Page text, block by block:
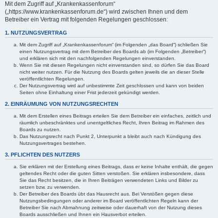
Mit dem Zugriff auf „Krankenkassenforum“
(„https://www.krankenkassenforum.de“) wird zwischen Ihnen und dem
Betreiber ein Vertrag mit folgenden Regelungen geschlossen:
1. NUTZUNGSVERTRAG
Mit dem Zugriff auf „Krankenkassenforum“ (im Folgenden „das Board“) schließen Sie
einen Nutzungsvertrag mit dem Betreiber des Boards ab (im Folgenden „Betreiber“)
und erklären sich mit den nachfolgenden Regelungen einverstanden.
Wenn Sie mit diesen Regelungen nicht einverstanden sind, so dürfen Sie das Board
nicht weiter nutzen. Für die Nutzung des Boards gelten jeweils die an dieser Stelle
veröffentlichten Regelungen.
Der Nutzungsvertrag wird auf unbestimmte Zeit geschlossen und kann von beiden
Seiten ohne Einhaltung einer Frist jederzeit gekündigt werden.
2. EINRÄUMUNG VON NUTZUNGSRECHTEN
Mit dem Erstellen eines Beitrags erteilen Sie dem Betreiber ein einfaches, zeitlich und
räumlich unbeschränktes und unentgeltliches Recht, Ihren Beitrag im Rahmen des
Boards zu nutzen.
Das Nutzungsrecht nach Punkt 2, Unterpunkt a bleibt auch nach Kündigung des
Nutzungsvertrages bestehen.
3. PFLICHTEN DES NUTZERS
Sie erklären mit der Erstellung eines Beitrags, dass er keine Inhalte enthält, die gegen
geltendes Recht oder die guten Sitten verstoßen. Sie erklären insbesondere, dass
Sie das Recht besitzen, die in Ihren Beiträgen verwendeten Links und Bilder zu
setzen bzw. zu verwenden.
Der Betreiber des Boards übt das Hausrecht aus. Bei Verstößen gegen diese
Nutzungsbedingungen oder anderer im Board veröffentlichten Regeln kann der
Betreiber Sie nach Abmahnung zeitweise oder dauerhaft von der Nutzung dieses
Boards ausschließen und Ihnen ein Hausverbot erteilen.